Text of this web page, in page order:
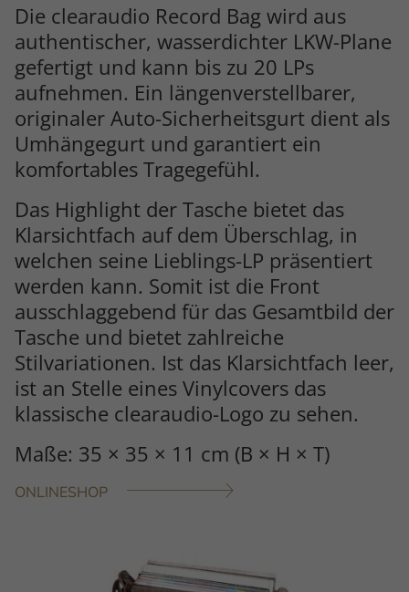
Die clearaudio Record Bag wird aus
authentischer, wasserdichter LKW-Plane
gefertigt und kann bis zu 20 LPs
aufnehmen. Ein längenverstellbarer,
originaler Auto-Sicherheitsgurt dient als
Umhängegurt und garantiert ein
komfortables Tragegefühl.
Das Highlight der Tasche bietet das
Klarsichtfach auf dem Überschlag, in
welchen seine Lieblings-LP präsentiert
werden kann. Somit ist die Front
ausschlaggebend für das Gesamtbild der
Tasche und bietet zahlreiche
Stilvariationen. Ist das Klarsichtfach leer,
ist an Stelle eines Vinylcovers das
klassische clearaudio-Logo zu sehen.
Maße: 35 × 35 × 11 cm (B × H × T)
ONLINESHOP